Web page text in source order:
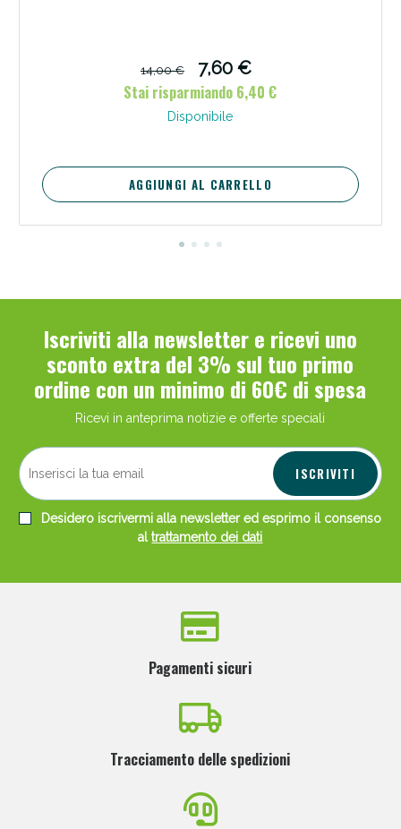
14,00 €
7,60 €
Stai risparmiando 6,40 €
Disponibile
AGGIUNGI AL CARRELLO
Iscriviti alla newsletter e ricevi uno
sconto extra del 3% sul tuo primo
ordine con un minimo di 60€ di spesa
Ricevi in anteprima notizie e offerte speciali
ISCRIVITI
Desidero iscrivermi alla newsletter ed esprimo il consenso
altrattamento dei dati
Pagamenti sicuri
Tracciamento delle spedizioni
Benessere Intestinale: Sconto fino al 55% valido
oggi!
Scopri le offerte di Oggi